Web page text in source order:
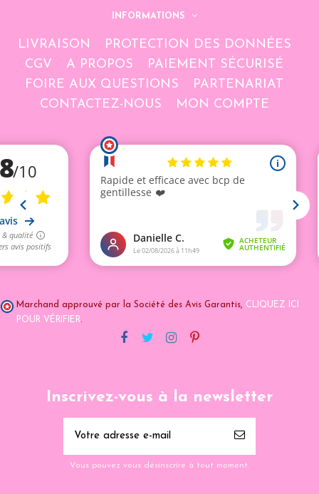
INFORMATIONS
LIVRAISON
PROTECTION DES DONNÉES
CGV
A PROPOS
PAIEMENT SÉCURISÉ
FOIRE AUX QUESTIONS
PARTENARIAT
CONTACTEZ-NOUS
MON COMPTE
Marchand approuvé par la Société des Avis Garantis, CLIQUEZ ICI
POUR VÉRIFIER.
Inscrivez-vous à la newsletter
Vous pouvez vous désinscrire à tout moment.